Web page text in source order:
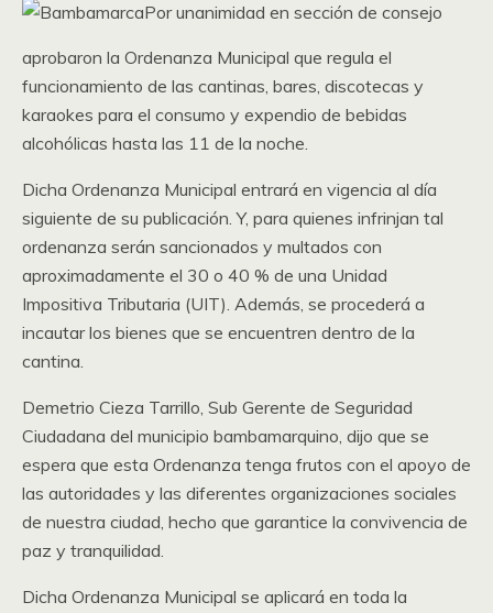
Por unanimidad en sección de consejo
aprobaron la Ordenanza Municipal que regula el
funcionamiento de las cantinas, bares, discotecas y
karaokes para el consumo y expendio de bebidas
alcohólicas hasta las 11 de la noche.
Dicha Ordenanza Municipal entrará en vigencia al día
siguiente de su publicación. Y, para quienes infrinjan tal
ordenanza serán sancionados y multados con
aproximadamente el 30 o 40 % de una Unidad
Impositiva Tributaria (UIT). Además, se procederá a
incautar los bienes que se encuentren dentro de la
cantina.
Demetrio Cieza Tarrillo, Sub Gerente de Seguridad
Ciudadana del municipio bambamarquino, dijo que se
espera que esta Ordenanza tenga frutos con el apoyo de
las autoridades y las diferentes organizaciones sociales
de nuestra ciudad, hecho que garantice la convivencia de
paz y tranquilidad.
Dicha Ordenanza Municipal se aplicará en toda la